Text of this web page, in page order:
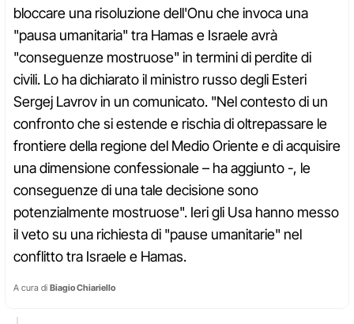
bloccare una risoluzione dell'Onu che invoca una
"pausa umanitaria" tra Hamas e Israele avrà
"conseguenze mostruose" in termini di perdite di
civili. Lo ha dichiarato il ministro russo degli Esteri
Sergej Lavrov in un comunicato. "Nel contesto di un
confronto che si estende e rischia di oltrepassare le
frontiere della regione del Medio Oriente e di acquisire
una dimensione confessionale – ha aggiunto -, le
conseguenze di una tale decisione sono
potenzialmente mostruose". Ieri gli Usa hanno messo
il veto su una richiesta di "pause umanitarie" nel
conflitto tra Israele e Hamas.
A cura di Biagio Chiariello